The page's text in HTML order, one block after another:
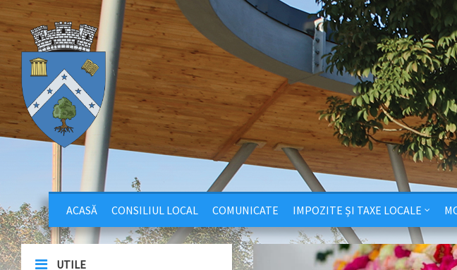
ACASĂ CONSILIUL LOCAL COMUNICATE IMPOZITE ȘI TAXE LOCALE
UTILE